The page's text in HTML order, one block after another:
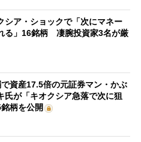
シア・ショックで「次にマネー
る」16銘柄 凄腕投資家3名が厳
資産17.5倍の元証券マン・かぶ
氏が「キオクシア急落で次に狙
柄を公開